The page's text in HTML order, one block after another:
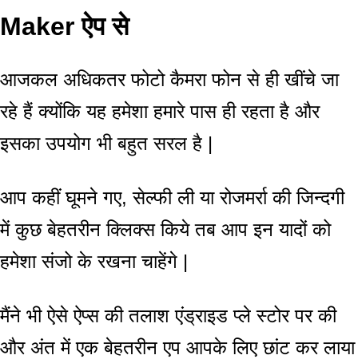
Maker ऐप से
आजकल अधिकतर फोटो कैमरा फोन से ही खींचे जा
रहे हैं क्योंकि यह हमेशा हमारे पास ही रहता है और
इसका उपयोग भी बहुत सरल है |
आप कहीं घूमने गए, सेल्फी ली या रोजमर्रा की जिन्दगी
में कुछ बेहतरीन क्लिक्स किये तब आप इन यादों को
हमेशा संजो के रखना चाहेंगे |
मैंने भी ऐसे ऐप्स की तलाश एंड्राइड प्ले स्टोर पर की
और अंत में एक बेहतरीन एप आपके लिए छांट कर लाया